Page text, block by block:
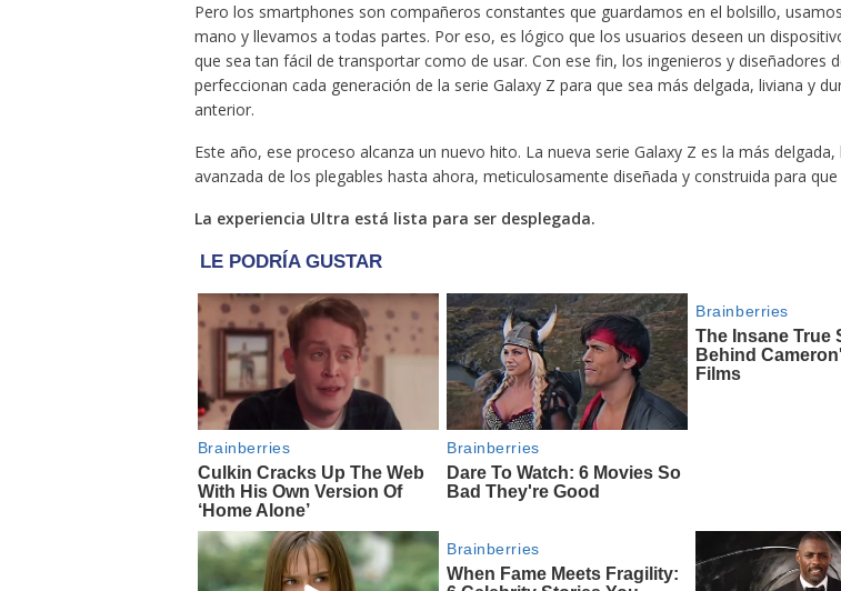
Pero los smartphones son compañeros constantes que guardamos en el bolsillo,
mano y llevamos a todas partes. Por eso, es lógico que los usuarios deseen un
que sea tan fácil de transportar como de usar. Con ese fin, los ingenieros y diseñadores
perfeccionan cada generación de la serie Galaxy Z para que sea más delgada, liviana y
anterior.
Este año, ese proceso alcanza un nuevo hito. La nueva serie Galaxy Z es la más delgada,
avanzada de los plegables hasta ahora, meticulosamente diseñada y construida para que
La experiencia Ultra está lista para ser desplegada.